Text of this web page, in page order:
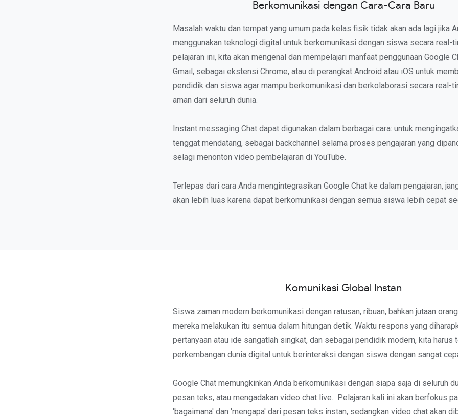
Berkomunikasi dengan Cara-Cara Baru
Masalah waktu dan tempat yang umum pada kelas fisik tidak akan ada lagi jika
menggunakan teknologi digital untuk berkomunikasi dengan siswa secara real-
pelajaran ini, kita akan mengenal dan mempelajari manfaat penggunaan Google
Gmail, sebagai ekstensi Chrome, atau di perangkat Android atau iOS untuk
pendidik dan siswa agar mampu berkomunikasi dan berkolaborasi secara real-
aman dari seluruh dunia.
Instant messaging Chat dapat digunakan dalam berbagai cara: untuk
tenggat mendatang, sebagai backchannel selama proses pengajaran yang
selagi menonton video pembelajaran di YouTube.
Terlepas dari cara Anda mengintegrasikan Google Chat ke dalam pengajaran,
akan lebih luas karena dapat berkomunikasi dengan semua siswa lebih cepat
Komunikasi Global Instan
Siswa zaman modern berkomunikasi dengan ratusan, ribuan, bahkan jutaan
mereka melakukan itu semua dalam hitungan detik. Waktu respons yang
pertanyaan atau ide sangatlah singkat, dan sebagai pendidik modern, kita harus
perkembangan dunia digital untuk berinteraksi dengan siswa dengan sangat
Google Chat memungkinkan Anda berkomunikasi dengan siapa saja di seluruh
pesan teks, atau mengadakan video chat live. Pelajaran kali ini akan berfokus
'bagaimana' dan 'mengapa' dari pesan teks instan, sedangkan video chat akan